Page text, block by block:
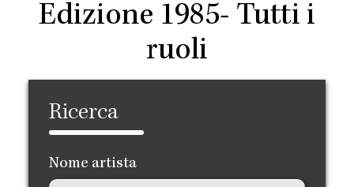
Edizione 1985- Tutti i
ruoli
Ricerca
Nome artista